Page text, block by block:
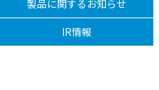
製品に関するお知らせ
IR情報